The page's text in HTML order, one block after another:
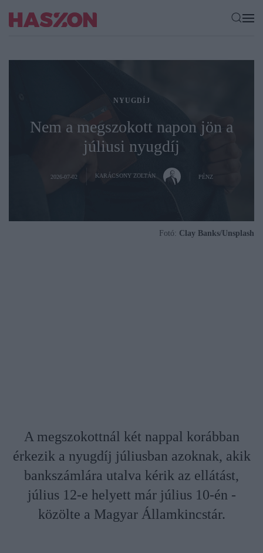
NYUGDÍJ
Nem a megszokott napon jön a
júliusi nyugdíj
2026-07-02 KARÁCSONY ZOLTÁN PÉNZ
Fotó: Clay Banks/Unsplash
A megszokottnál két nappal korábban
érkezik a nyugdíj júliusban azoknak, akik
bankszámlára utalva kérik az ellátást,
július 12-e helyett már július 10-én -
közölte a Magyar Államkincstár.